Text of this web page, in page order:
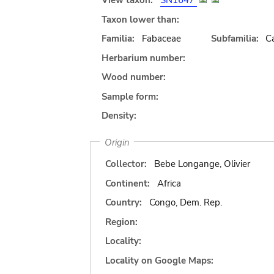
Taxon lower than:
Familia:
Fabaceae Subfamilia:
Herbarium number:
Wood number:
Sample form:
Density:
Origin
Collector:
Bebe Longange, Olivier
Continent:
Africa
Country:
Congo, Dem. Rep.
Region:
Locality:
Locality on Google Maps: